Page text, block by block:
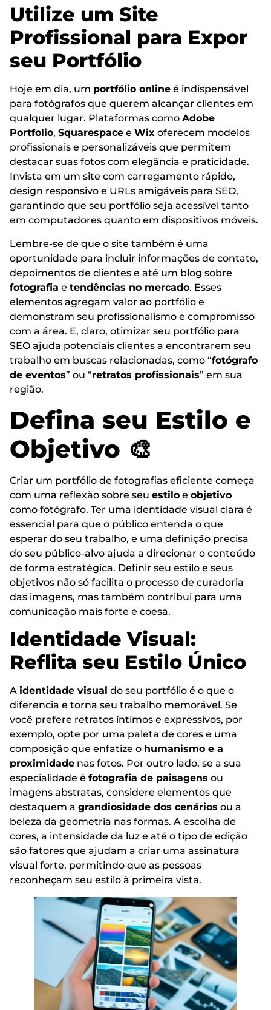
Utilize um Site
Profissional para Expor
seu Portfólio
Hoje em dia, um portfólio online é indispensável
para fotógrafos que querem alcançar clientes em
qualquer lugar. Plataformas como Adobe
Portfolio, Squarespace e Wix oferecem modelos
profissionais e personalizáveis que permitem
destacar suas fotos com elegância e praticidade.
Invista em um site com carregamento rápido,
design responsivo e URLs amigáveis para SEO,
garantindo que seu portfólio seja acessível tanto
em computadores quanto em dispositivos móveis.
Lembre-se de que o site também é uma
oportunidade para incluir informações de contato,
depoimentos de clientes e até um blog sobre
fotografia e tendências no mercado. Esses
elementos agregam valor ao portfólio e
demonstram seu profissionalismo e compromisso
com a área. E, claro, otimizar seu portfólio para
SEO ajuda potenciais clientes a encontrarem seu
trabalho em buscas relacionadas, como “fotógrafo
de eventos” ou “retratos profissionais” em sua
região.
Defina seu Estilo e
Objetivo 🎨
Criar um portfólio de fotografias eficiente começa
com uma reflexão sobre seu estilo e objetivo
como fotógrafo. Ter uma identidade visual clara é
essencial para que o público entenda o que
esperar do seu trabalho, e uma definição precisa
do seu público-alvo ajuda a direcionar o conteúdo
de forma estratégica. Definir seu estilo e seus
objetivos não só facilita o processo de curadoria
das imagens, mas também contribui para uma
comunicação mais forte e coesa.
Identidade Visual:
Reflita seu Estilo Único
A identidade visual do seu portfólio é o que o
diferencia e torna seu trabalho memorável. Se
você prefere retratos íntimos e expressivos, por
exemplo, opte por uma paleta de cores e uma
composição que enfatize o humanismo e a
proximidade nas fotos. Por outro lado, se a sua
especialidade é fotografia de paisagens ou
imagens abstratas, considere elementos que
destaquem a grandiosidade dos cenários ou a
beleza da geometria nas formas. A escolha de
cores, a intensidade da luz e até o tipo de edição
são fatores que ajudam a criar uma assinatura
visual forte, permitindo que as pessoas
reconheçam seu estilo à primeira vista.